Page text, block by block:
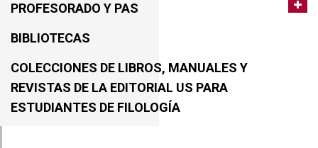
PROFESORADO Y PAS
BIBLIOTECAS
COLECCIONES DE LIBROS, MANUALES Y
REVISTAS DE LA EDITORIAL US PARA
ESTUDIANTES DE FILOLOGÍA